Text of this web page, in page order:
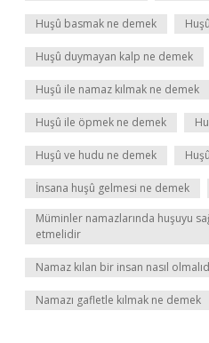
Huşû basmak ne demek
Huşû duymayan kalp ne demek
Huşû ile namaz kılmak ne demek
Huşû ile öpmek ne demek
Huşû ve hudu ne demek
İnsana huşû gelmesi ne demek
Müminler namazlarında huşuyu
etmelidir
Namaz kılan bir insan nasıl
Namazı gafletle kılmak ne demek